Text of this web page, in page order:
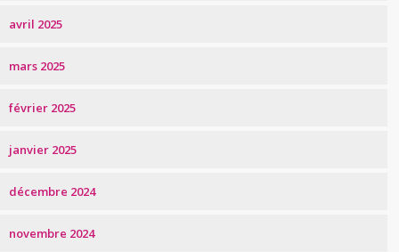
avril 2025
mars 2025
février 2025
janvier 2025
décembre 2024
novembre 2024